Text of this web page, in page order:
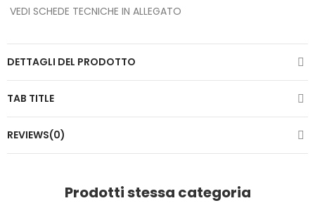
VEDI SCHEDE TECNICHE IN ALLEGATO
DETTAGLI DEL PRODOTTO
TAB TITLE
REVIEWS(0)
Prodotti stessa categoria